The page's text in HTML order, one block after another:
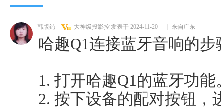
韩版鈊 大神级投影控 发表于 2024-11-20 来自广东
哈趣Q1连接蓝牙音响的步
1. 打开哈趣Q1的蓝牙功能
2. 按下设备的配对按钮，